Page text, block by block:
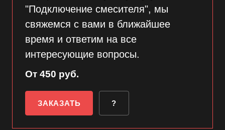
"Подключение смесителя", мы
свяжемся с вами в ближайшее
время и ответим на все
интересующие вопросы.
От 450 руб.
ЗАКАЗАТЬ ?